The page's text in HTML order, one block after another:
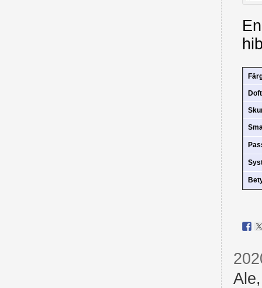
Doft